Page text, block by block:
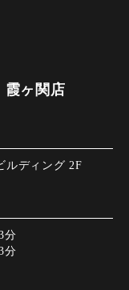
霞ヶ関店
ルディング 2F
分
分